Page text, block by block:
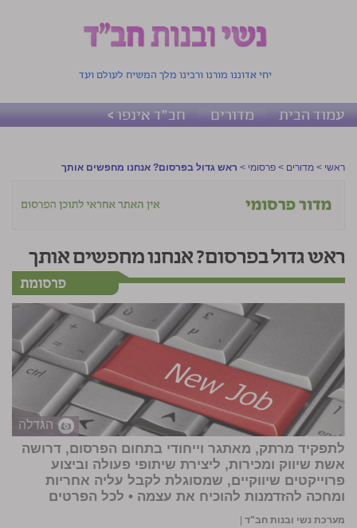
יחי אדוננו מורנו ורבינו מלך המשיח לעולם ועד
עמוד הבית מדורים חב"ד אינפו >
ראשי > מדורים > פרסומי > ראש גדול בפרסום? אנחנו מחפשים אותך
ראש גדול בפרסום? אנחנו מחפשים אותך
הגדלה
לתפקיד מרתק, מאתגר וייחודי בתחום הפרסום, דרושה
אשת שיווק ומכירות, ליצירת שיתופי פעולה וביצוע
פרוייקטים שיווקיים, שמסוגלת לקבל עליה אחריות
ומחכה להזדמנות להוכיח את עצמה • לכל הפרטים
מערכת נשי ובנות חב"ד |